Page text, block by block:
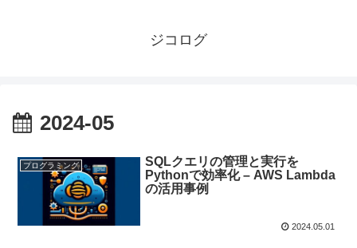
ジコログ
2024-05
プログラミング
SQLクエリの管理と実行を
Pythonで効率化 – AWS Lambda
の活用事例
2024.05.01